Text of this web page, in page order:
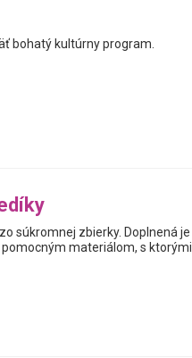
bohatý kultúrny program.
súkromnej zbierky. Doplnená je
materiálom, s ktorými